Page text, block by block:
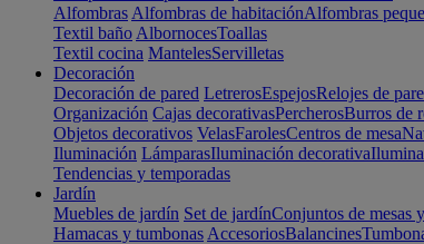
Alfombras Alfombras de habitaciónAlfombras
Textil baño AlbornocesToallas
Textil cocina MantelesServilletas
Decoración
Decoración de pared LetrerosEspejosRelojes de
Organización Cajas decorativasPercherosBurros de
Objetos decorativos VelasFarolesCentros de mesa
Iluminación LámparasIluminación decorativa
Tendencias y temporadas
Jardín
Muebles de jardín Set de jardínConjuntos de mesas
Hamacas y tumbonas AccesoriosBalancines